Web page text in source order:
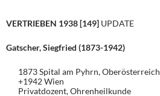
VERTRIEBEN 1938 [149] UPDATE
Gatscher, Siegfried (1873-1942)
1873 Spital am Pyhrn, Oberösterreich
+1942 Wien
Privatdozent, Ohrenheilkunde